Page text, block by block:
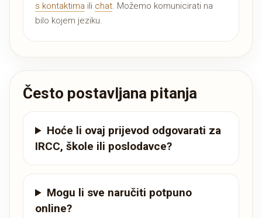
s kontaktima ili chat. Možemo komunicirati na
bilo kojem jeziku.
Često postavljana pitanja
Hoće li ovaj prijevod odgovarati za
IRCC, škole ili poslodavce?
Mogu li sve naručiti potpuno
online?